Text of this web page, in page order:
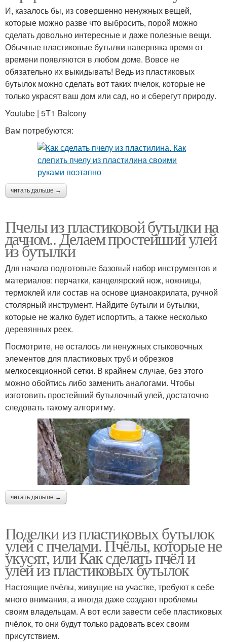
И, казалось бы, из совершенно ненужных вещей,
которые можно разве что выбросить, порой можно
сделать довольно интересные и даже полезные вещи.
Обычные пластиковые бутылки наверняка время от
времени появляются в любом доме. Вовсе не
обязательно их выкидывать! Ведь из пластиковых
бутылок можно сделать вот таких пчелок, которые не
только украсят ваш дом или сад, но и сберегут природу.
Youtube | 5T1 Balcony
Вам потребуются:
читать дальше →
Пчелы из пластиковой бутылки на
дачном.. Делаем простейший улей
из бутылки
Для начала подготовьте базовый набор инструментов и
материалов: перчатки, канцелярский нож, ножницы,
термоклей или состав на основе цианоакрилата, ручной
столярный инструмент. Найдите бутыли и бутылки,
которые не жалко будет испортить, а также несколько
деревянных реек.
Посмотрите, не осталось ли ненужных стыковочных
элементов для пластиковых труб и обрезков
мелкосекционной сетки. В крайнем случае, без этого
можно обойтись либо заменить аналогами. Чтобы
изготовить простейший бутылочный улей, достаточно
следовать такому алгоритму.
читать дальше →
Поделки из пластиковых бутылок
улей с пчелами. Пчёлы, которые не
укусят, или Как сделать пчёл и
улей из пластиковых бутылок
Настоящие пчёлы, живущие на участке, требуют к себе
много внимания, а иногда даже создают проблемы
своим владельцам. А вот если завести себе пластиковых
пчёлок, то они будут только радовать всех своим
присутствием.